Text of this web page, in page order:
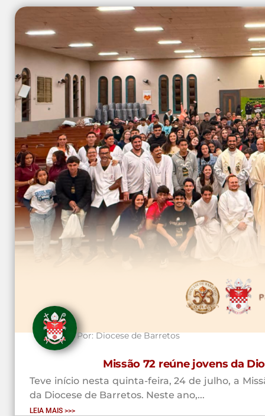
Por:Diocese de Barretos
Missão 72 reúne jovens da
Teve início nesta quinta-feira, 24 de julho, a
da Diocese de Barretos. Neste ano,...
LEIA MAIS >>>